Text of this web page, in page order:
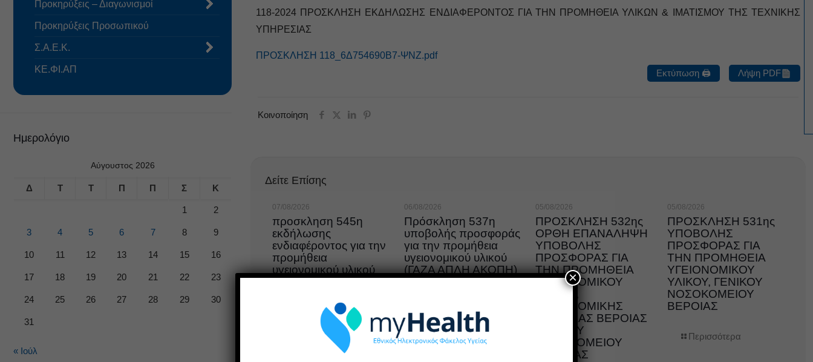
118-2024 ΠΡΟΣΚΛΗΣΗ ΕΚΔΗΛΩΣΗΣ ΕΝΔΙΑΦΕΡΟΝΤΟΣ ΓΙΑ ΤΗΝ ΠΡΟΜΗΘΕΙΑ ΥΛΙΚΩΝ & ΙΜΑΤΙΣΜΟΥ ΤΗΣ ΤΕΧΝΙΚΗΣ
ΥΠΗΡΕΣΙΑΣ
ΠΡΟΣΚΛΗΣΗ 118_6Δ754690Β7-ΨΝΖ.pdf
Εκτύπωση 🖨
Λήψη PDF
Κοινοποίηση
Δείτε Επίσης
07/08/2026
προσκληση 545η
εκδήλωσης
ενδιαφέροντος για την
προμήθεια
υγειονομικού υλικού
του γενικου
Περισσότερα
06/08/2026
Πρόσκληση 537η
υποβολής προσφοράς
για την προμήθεια
υγειονομικού υλικού
(ΓΑΖΑ ΑΠΛΗ ΑΚΟΠΗ)
05/08/2026
ΠΡΟΣΚΛΗΣΗ 532ης
ΟΡΘΗ ΕΠΑΝΑΛΗΨΗ
ΥΠΟΒΟΛΗΣ
ΠΡΟΣΦΟΡΑΣ ΓΙΑ
ΤΗΝ ΠΡΟΜΗΘΕΙΑ
ΥΓΕΙΟΝΟΜΙΚΟΥ
ΥΛΙΚΟΥ,
ΥΓΕΙΟΝΟΜΙΚΗΣ
ΜΟΝΑΔΑΣ ΒΕΡΟΙΑΣ
ΓΕΝΙΚΟΥ
ΝΟΣΟΚΟΜΕΙΟΥ
ΗΜΑΘΙΑΣ
05/08/2026
ΠΡΟΣΚΛΗΣΗ 531ης
ΥΠΟΒΟΛΗΣ
ΠΡΟΣΦΟΡΑΣ ΓΙΑ
ΤΗΝ ΠΡΟΜΗΘΕΙΑ
ΥΓΕΙΟΝΟΜΙΚΟΥ
ΥΛΙΚΟΥ, ΓΕΝΙΚΟΥ
ΝΟΣΟΚΟΜΕΙΟΥ
ΒΕΡΟΙΑΣ
Περισσότερα
Προκηρύξεις – Διαγωνισμοί
Προκηρύξεις Προσωπικού
Σ.Α.Ε.Κ.
ΚΕ.ΦΙ.ΑΠ
Ημερολόγιο
Αύγουστος 2026
Δ Τ Τ Π Π Σ Κ
1 2
3 4 5 6 7 8 9
10 11 12 13 14 15 16
17 18 19 20 21 22 23
24 25 26 27 28 29 30
31
« Ιούλ
×